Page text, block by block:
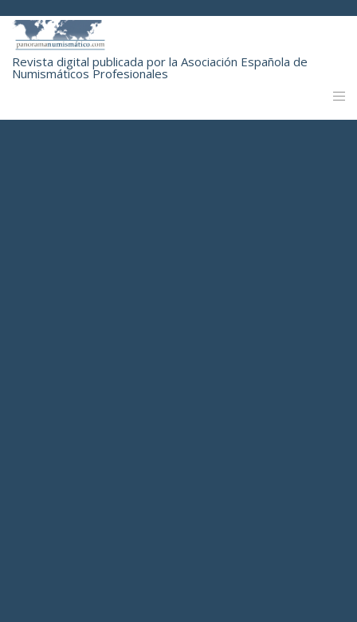
Revista digital publicada por la Asociación Española de
Numismáticos Profesionales